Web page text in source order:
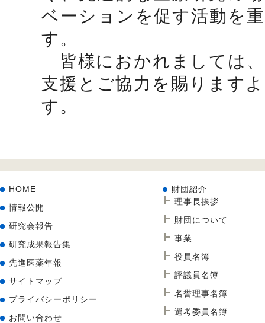
ベーションを促す活動を
す。
皆様におかれましては
支援とご協力を賜ります
す。
HOME
情報公開
研究会報告
研究成果報告集
先進医薬年報
サイトマップ
プライバシーポリシー
お問い合わせ
財団紹介
理事長挨拶
財団について
事業
役員名簿
評議員名簿
名誉理事名簿
選考委員名簿